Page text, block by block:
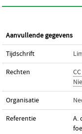
Aanvullende gegevens
Tijdschrift
Rechten
Organisatie
Referentie
A.